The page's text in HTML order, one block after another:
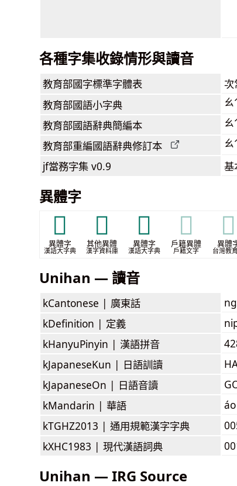
各種字集收錄情形與讀音
教育部國字標準字體表 次
教育部國語小字典 ㄠ
教育部國語辭典簡編本 ㄠ
教育部重編國語辭典修訂本 ㄠ
jf當務字集 v0.9 基
異體字
𧏌
異體字
漢語大字典
𧑃
其他異體
漢字資料庫
𧒥
異體字
漢語大字典
𧒥
戶籍異體
戶籍文字
𧒥
異體
台灣教
Unihan — 讀音
kCantonese | 廣東話
kDefinition | 定義
kHanyuPinyin | 漢語拼音
kJapaneseKun | 日語訓讀
kJapaneseOn | 日語音讀
kMandarin | 華語
áo
kTGHZ2013 | 通用規範漢字字典
kXHC1983 | 現代漢語詞典
Unihan — IRG Source